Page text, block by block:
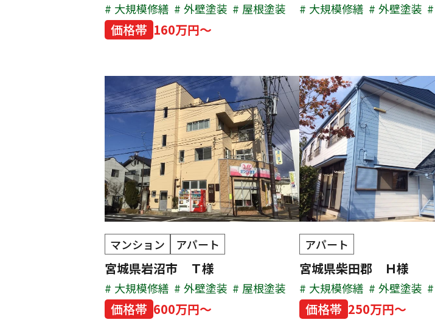
大規模修繕 外壁塗装 屋根塗装
価格帯 160万円～
大規模修繕 外壁塗装
マンション アパート
宮城県岩沼市 Ｔ様
大規模修繕 外壁塗装 屋根塗装
価格帯 600万円～
アパート
宮城県柴田郡 Ｈ様
大規模修繕 外壁塗装
価格帯 250万円～